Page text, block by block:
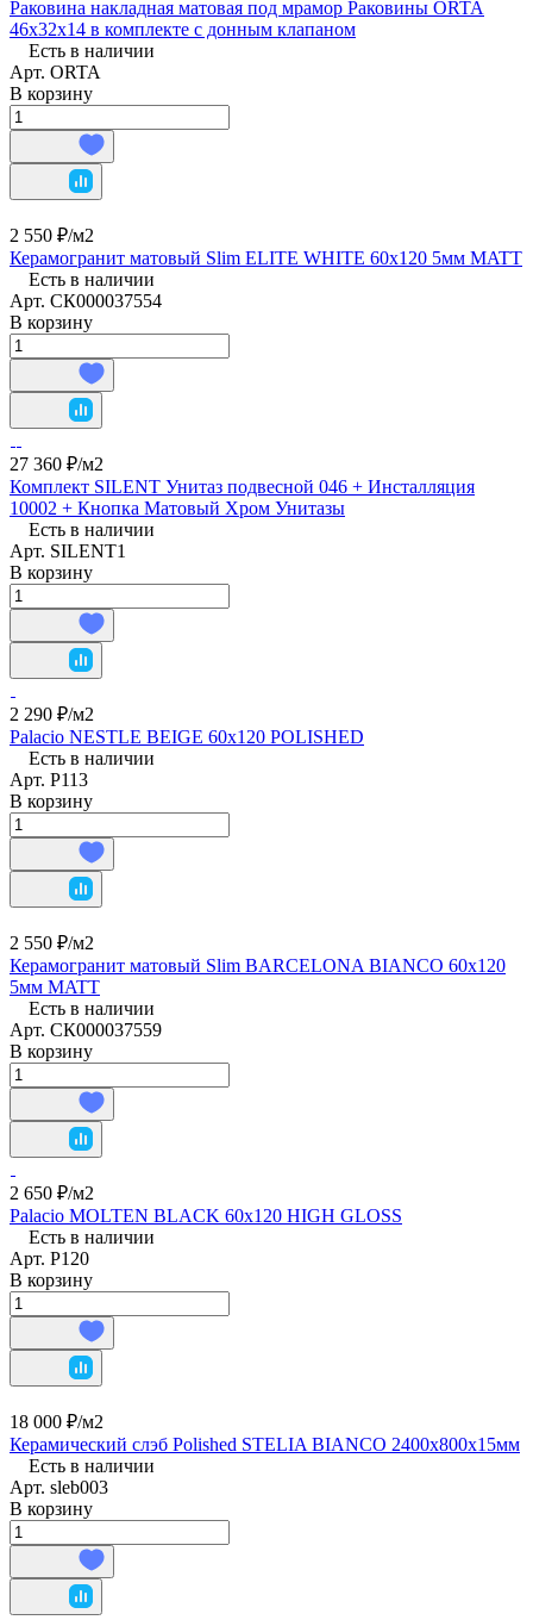
Раковина накладная матовая под мрамор Раковины ORTA
46х32х14 в комплекте с донным клапаном
Есть в наличии
Арт. ORTA
В корзину
2 550 ₽/м2
Керамогранит матовый Slim ELITE WHITE 60х120 5мм MATT
Есть в наличии
Арт. СК000037554
В корзину
27 360 ₽/м2
Комплект SILENT Унитаз подвесной 046 + Инсталляция
10002 + Кнопка Матовый Хром Унитазы
Есть в наличии
Арт. SILENT1
В корзину
2 290 ₽/м2
Palacio NESTLE BEIGE 60x120 POLISHED
Есть в наличии
Арт. P113
В корзину
2 550 ₽/м2
Керамогранит матовый Slim BARCELONA BIANCO 60x120
5мм MATT
Есть в наличии
Арт. СК000037559
В корзину
2 650 ₽/м2
Palacio MOLTEN BLACK 60x120 HIGH GLOSS
Есть в наличии
Арт. P120
В корзину
18 000 ₽/м2
Керамический слэб Polished STELIA BIANCO 2400x800x15мм
Есть в наличии
Арт. sleb003
В корзину